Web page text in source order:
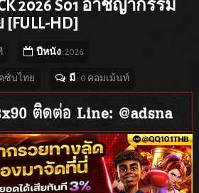
2026 S01 อาชญากรรม
HD]
ปีหนัง: 2026
ซับไทย มี : 0 คอมเม้นท์